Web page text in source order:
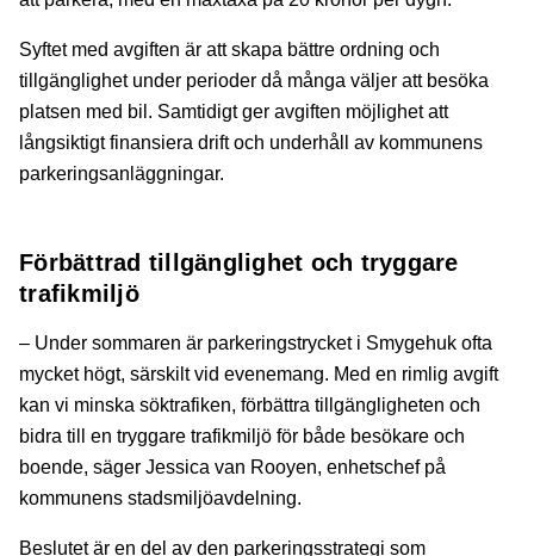
Syftet med avgiften är att skapa bättre ordning och
tillgänglighet under perioder då många väljer att besöka
platsen med bil. Samtidigt ger avgiften möjlighet att
långsiktigt finansiera drift och underhåll av kommunens
parkeringsanläggningar.
Förbättrad tillgänglighet och tryggare
trafikmiljö
– Under sommaren är parkeringstrycket i Smygehuk ofta
mycket högt, särskilt vid evenemang. Med en rimlig avgift
kan vi minska söktrafiken, förbättra tillgängligheten och
bidra till en tryggare trafikmiljö för både besökare och
boende, säger Jessica van Rooyen, enhetschef på
kommunens stadsmiljöavdelning.
Beslutet är en del av den parkeringsstrategi som